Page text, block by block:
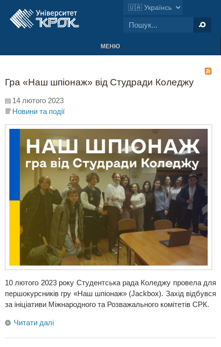
МЕНЮ
Гра «Наш шпіонаж» від Студради Коледжу
14 лютого 2023
Новини та події
10 лютого 2023 року Студентська рада Коледжу провела для
першокурсників гру «Наш шпіонаж» (Jackbox). Захід відбувся
за ініціативи Міжнародного та Розважального комітетів СРК.
Читати далі